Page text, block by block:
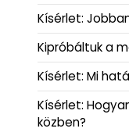
Kísérlet:
Kipróbáltuk a
Kísérlet: Mi
Kísérlet:
közben?